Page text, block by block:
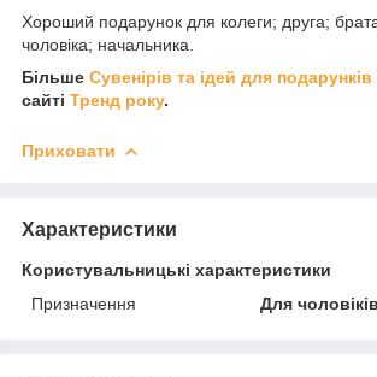
Хороший подарунок для колеги; друга;
чоловіка; начальника.
Більше Сувенірів та ідей для подарунків
сайті Тренд року.
Приховати
Характеристики
Користувальницькі характеристики
Призначення
Для чоловіків